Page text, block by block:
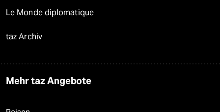
Le Monde diplomatique
taz Archiv
Mehr taz Angebote